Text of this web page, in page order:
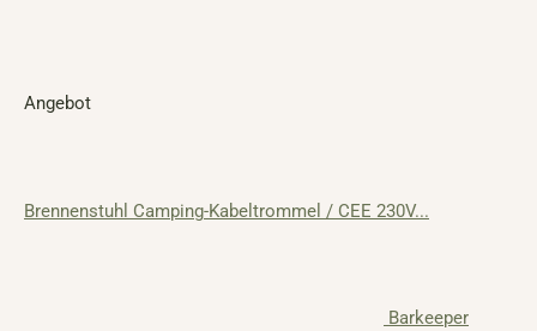
Angebot
Brennenstuhl Camping-Kabeltrommel / CEE 230V...
Barkeeper